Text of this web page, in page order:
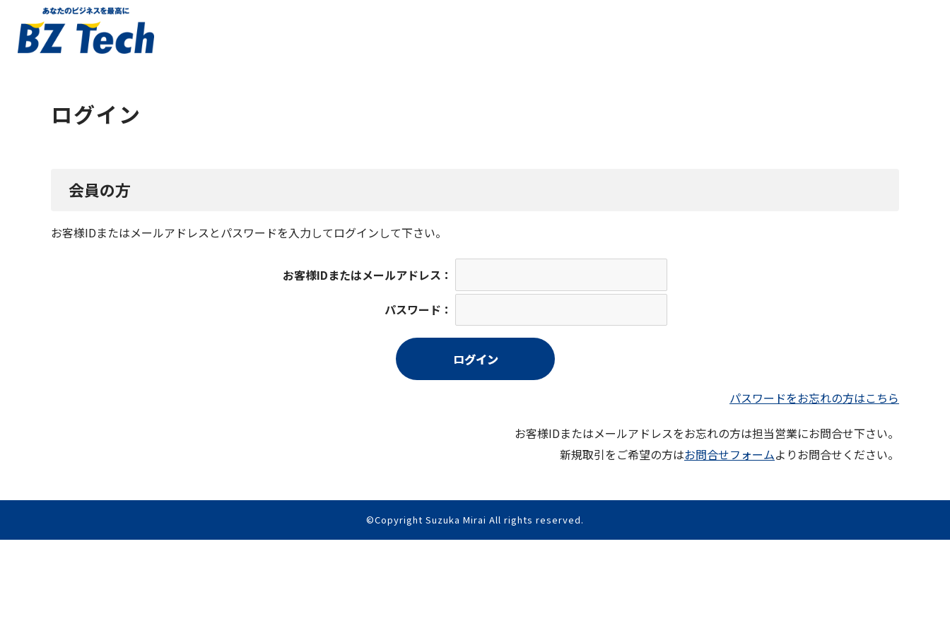
ログイン
会員の方
お客様IDまたはメールアドレスとパスワードを入力してログインして下さい。
お客様IDまたはメールアドレス：
パスワード：
パスワードをお忘れの方はこちら
お客様IDまたはメールアドレスをお忘れの方は担当営業にお問合せ下さい。
新規取引をご希望の方はお問合せフォームよりお問合せください。
©Copyright Suzuka Mirai All rights reserved.